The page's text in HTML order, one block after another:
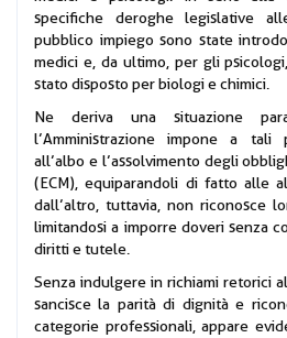
specifiche deroghe legislative
pubblico impiego sono state
medici e, da ultimo, per gli
stato disposto per biologi e chimici.
Ne deriva una situazione
l’Amministrazione impone a tali
all’albo e l’assolvimento degli
(ECM), equiparandoli di fatto alle
dall’altro, tuttavia, non riconosce
limitandosi a imporre doveri senza
diritti e tutele.
Senza indulgere in richiami retorici
sancisce la parità di dignità e
categorie professionali, appare